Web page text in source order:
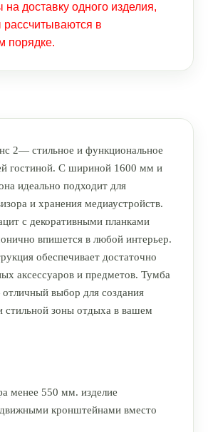
доставку одного изделия,
в
порядке.
2— стильное и функциональное
гостиной. С шириной 1600 мм и
идеально подходит для
и хранения медиаустройств.
с декоративными планками
впишется в любой интерьер.
обеспечивает достаточно
аксессуаров и предметов. Тумба
выбор для создания
стильной зоны отдыха в вашем
менее 550 мм. изделие
кронштейнами вместо